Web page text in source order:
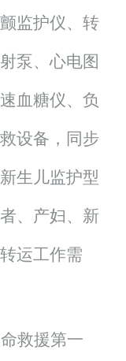
监护仪、转
泵、心电图
血糖仪、负
设备，同步
生儿监护型
、产妇、新
运工作需
救援第一